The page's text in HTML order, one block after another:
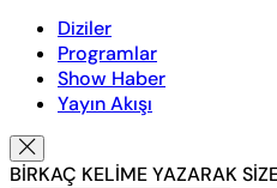
Diziler
Programlar
Show Haber
Yayın Akışı
BİRKAÇ KELİME YAZARAK